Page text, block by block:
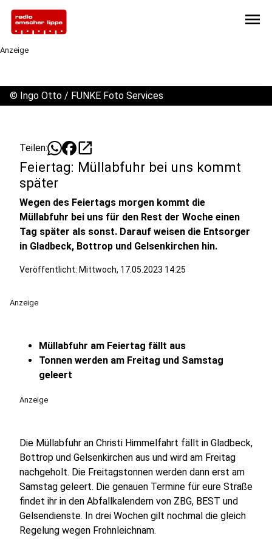
menu
Anzeige
© Ingo Otto / FUNKE Foto Services
Teilen: open_in_new
Feiertag: Müllabfuhr bei uns kommt
später
Wegen des Feiertags morgen kommt die
Müllabfuhr bei uns für den Rest der Woche einen
Tag später als sonst. Darauf weisen die Entsorger
in Gladbeck, Bottrop und Gelsenkirchen hin.
Veröffentlicht: Mittwoch, 17.05.2023 14:25
Anzeige
Müllabfuhr am Feiertag fällt aus
Tonnen werden am Freitag und Samstag
geleert
Anzeige
Die Müllabfuhr an Christi Himmelfahrt fällt in Gladbeck,
Bottrop und Gelsenkirchen aus und wird am Freitag
nachgeholt. Die Freitagstonnen werden dann erst am
Samstag geleert. Die genauen Termine für eure Straße
findet ihr in den Abfallkalendern von ZBG, BEST und
Gelsendienste. In drei Wochen gilt nochmal die gleich
Regelung wegen Frohnleichnam.